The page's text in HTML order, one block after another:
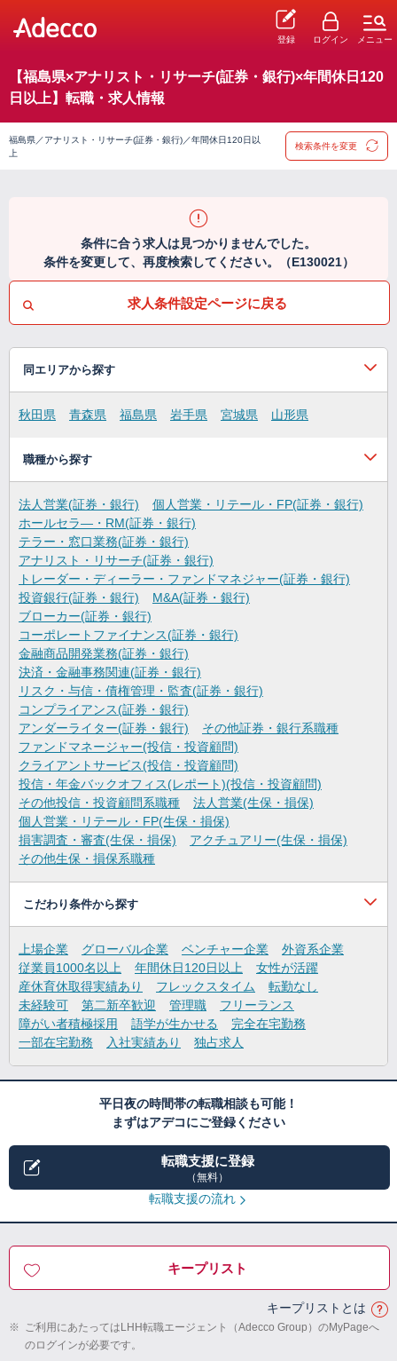
登録 ログイン メニュー
【福島県×アナリスト・リサーチ(証券・銀行)×年間休日120
日以上】転職・求人情報
福島県／アナリスト・リサーチ(証券・銀行)／年間休日120日以
上
検索条件を変更
条件に合う求人は見つかりませんでした。
条件を変更して、再度検索してください。（E130021）
求人条件設定ページに戻る
同エリアから探す
秋田県 青森県 福島県 岩手県 宮城県 山形県
職種から探す
法人営業(証券・銀行)
個人営業・リテール・FP(証券・銀行)
ホールセラ―・RM(証券・銀行)
テラー・窓口業務(証券・銀行)
アナリスト・リサーチ(証券・銀行)
トレーダー・ディーラー・ファンドマネジャー(証券・銀行)
投資銀行(証券・銀行)
M&A(証券・銀行)
ブローカー(証券・銀行)
コーポレートファイナンス(証券・銀行)
金融商品開発業務(証券・銀行)
決済・金融事務関連(証券・銀行)
リスク・与信・債権管理・監査(証券・銀行)
コンプライアンス(証券・銀行)
アンダーライター(証券・銀行)
その他証券・銀行系職種
ファンドマネージャー(投信・投資顧問)
クライアントサービス(投信・投資顧問)
投信・年金バックオフィス(レポート)(投信・投資顧問)
その他投信・投資顧問系職種
法人営業(生保・損保)
個人営業・リテール・FP(生保・損保)
損害調査・審査(生保・損保)
アクチュアリー(生保・損保)
その他生保・損保系職種
こだわり条件から探す
上場企業 グローバル企業 ベンチャー企業
外資系企業
従業員1000名以上
年間休日120日以上
女性が活躍
産休育休取得実績あり
フレックスタイム
転勤なし
未経験可
第二新卒歓迎 管理職
フリーランス
障がい者積極採用
語学が生かせる
完全在宅勤務
一部在宅勤務
入社実績あり 独占求人
平日夜の時間帯の転職相談も可能！
まずはアデコにご登録ください
転職支援に登録
（無料）
転職支援の流れ
キープリスト
キープリストとは
※ ご利用にあたってはLHH転職エージェント（Adecco Group）のMyPageへ
のログインが必要です。